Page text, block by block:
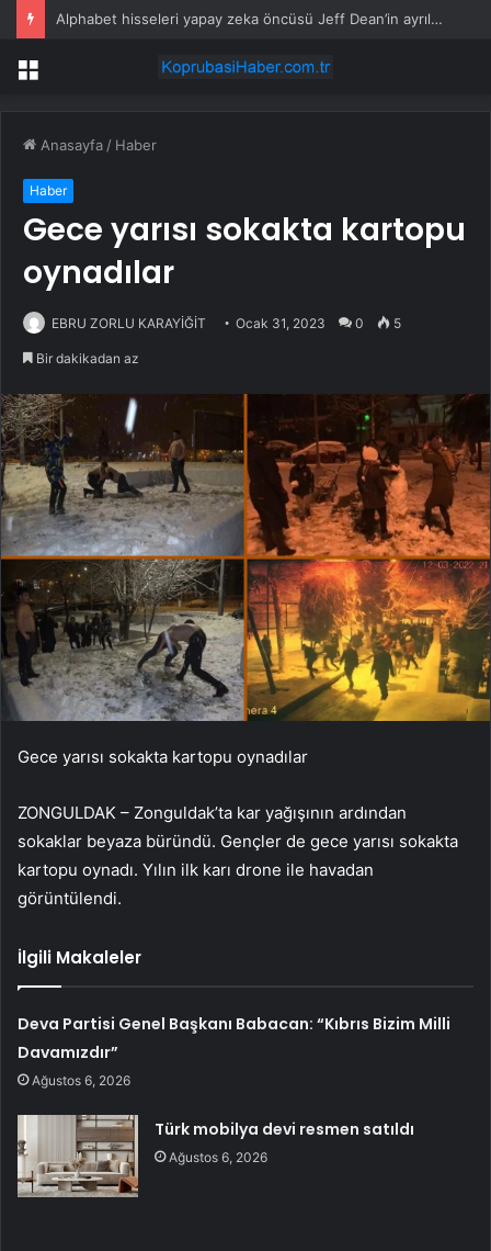
Alphabet hisseleri yapay zeka öncüsü Jeff Dean’in ayrılmasıyla %5 düştü
Menü
Anasayfa / Haber
Haber
Gece yarısı sokakta kartopu
oynadılar
EBRU ZORLU KARAYİĞİT Ocak 31, 2023 0 5
Bir dakikadan az
Gece yarısı sokakta kartopu oynadılar
ZONGULDAK – Zonguldak’ta kar yağışının ardından
sokaklar beyaza büründü. Gençler de gece yarısı sokakta
kartopu oynadı. Yılın ilk karı drone ile havadan
görüntülendi.
İlgili Makaleler
Deva Partisi Genel Başkanı Babacan: “Kıbrıs Bizim Milli
Davamızdır”
Ağustos 6, 2026
Türk mobilya devi resmen satıldı
Ağustos 6, 2026